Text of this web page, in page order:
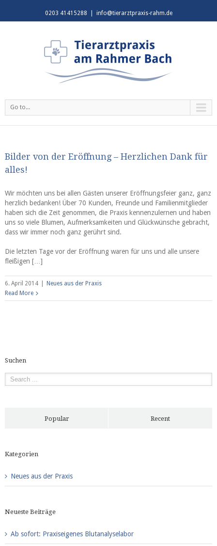
0203 41415288 info@tierarztpraxis-rahm.de
Go to...
Bilder
von
Eröffnung
Herzlichen
Dank
alles!
Neues
aus
Bilder von der Eröffnung – Herzlichen Dank für
alles!
Wir möchten uns bei allen Gästen unserer Eröffnungsfeier ganz, ganz
herzlich bedanken! Über 70 Kunden, Freunde und Familienmitglieder
haben sich die Zeit genommen, die Praxis kennenzulernen und haben
uns so viele Blumen, Aufmerksamkeiten und Glückwünsche gebracht,
dass wir immer noch ganz gerührt sind.
Die letzten Tage vor der Eröffnung waren für uns und alle unsere
fleißigen […]
6. April 2014
Neues aus der Praxis
Read More
Suchen
Popular Recent
Kategorien
Neues aus der Praxis
Neueste Beiträge
Ab sofort: Praxiseigenes Blutanalyselabor